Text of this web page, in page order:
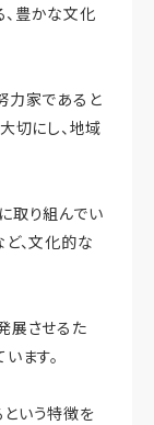
豊かな文化
力家であると
切にし、地域
取り組んでい
、文化的な
展させるた
ます。
いう特徴を